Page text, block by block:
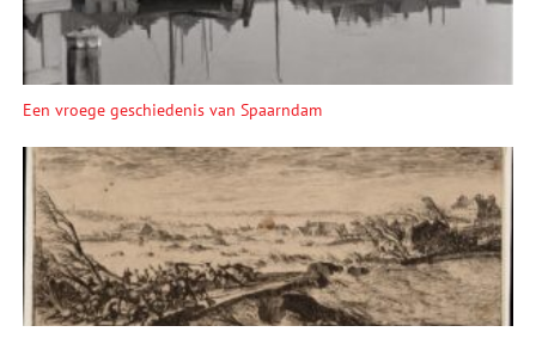
Een vroege geschiedenis van Spaarndam